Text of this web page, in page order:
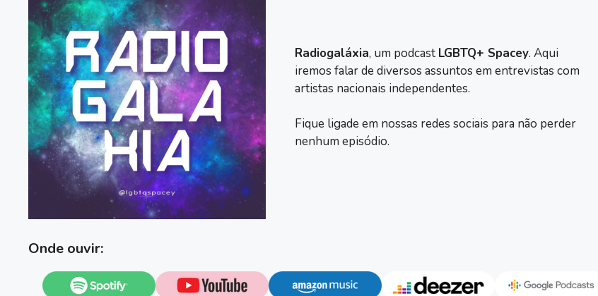
Radiogaláxia, um podcast LGBTQ+ Spacey. Aqui
iremos falar de diversos assuntos em entrevistas com
artistas nacionais independentes.
Fique ligade em nossas redes sociais para não perder
nenhum episódio.
Onde ouvir: